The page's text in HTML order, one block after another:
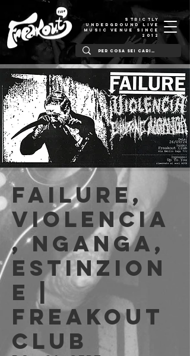
STRICTLY
UNDERGROUND LIVE
MUSIC VENUE SINCE
2012
Failure,
Violencia
, Nganga,
Estinzion
e |
Freakout
Club